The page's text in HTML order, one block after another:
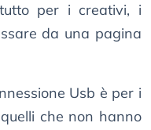
per i creativi, i
da una pagina
Usb è per i
che non hanno